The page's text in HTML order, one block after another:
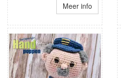
Meer info